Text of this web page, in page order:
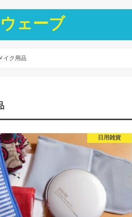
ェーブ
イク用品
日用雑貨